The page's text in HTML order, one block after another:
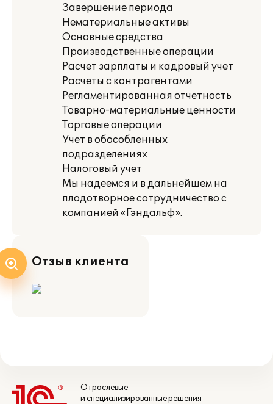
Завершение периода
Нематериальные активы
Основные средства
Производственные операции
Расчет зарплаты и кадровый учет
Расчеты с контрагентами
Регламентированная отчетность
Товарно-материальные ценности
Торговые операции
Учет в обособленных
подразделениях
Налоговый учет
Мы надеемся и в дальнейшем на
плодотворное сотрудничество с
компанией «Гэндальф».
Отзыв клиента
Отраслевые
и специализированные решения